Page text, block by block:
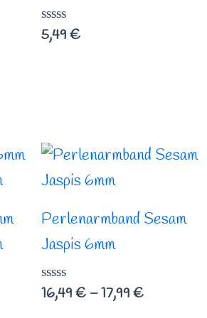
Bewertet
mit
5,49€
Perlenarmband Sesam
Jaspis 6mm
Bewertet
mit
16,49€–17,99€
Preisspanne: